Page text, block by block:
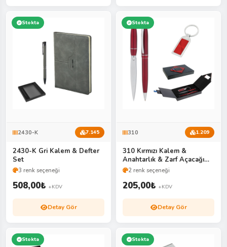
Stokta
2430-K 7.145
2430-K Gri Kalem & Defter
Set
3 renk seçeneği
508,00₺ +KDV
Detay Gör
Stokta
310 1.209
310 Kırmızı Kalem &
Anahtarlık & Zarf Açacağı
Set2 renk seçeneği
205,00₺ +KDV
Detay Gör
Stokta Stokta